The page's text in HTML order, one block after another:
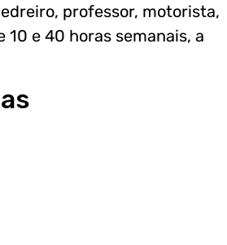
professor, motorista,
e 40 horas semanais, a